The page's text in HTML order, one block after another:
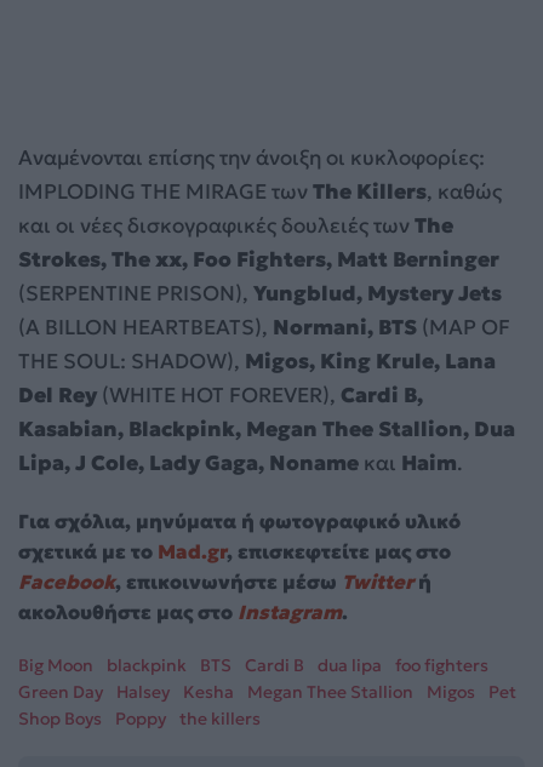
Αναμένονται επίσης την άνοιξη οι κυκλοφορίες:
IMPLODING THE MIRAGE τωνThe Killers, καθώς
και οι νέες δισκογραφικές δουλειές τωνThe
Strokes, The xx, Foo Fighters, Matt Berninger
(SERPENTINE PRISON), Yungblud, Mystery Jets
(A BILLON HEARTBEATS), Normani, BTS (MAP OF
THE SOUL: SHADOW), Migos, King Krule, Lana
Del Rey (WHITE HOT FOREVER), Cardi B,
Kasabian, Blackpink, Megan Thee Stallion, Dua
Lipa, J Cole, Lady Gaga, Noname και Haim.
Για σχόλια, μηνύματα ή φωτογραφικό υλικό
σχετικά με το Mad.gr, επισκεφτείτε μας στο
Facebook, επικοινωνήστε μέσω Twitterή
ακολουθήστε μας στο Instagram.
Big Moon blackpink BTS Cardi B dua lipa
foo fighters
Green Day
Halsey Kesha Megan Thee Stallion Migos
Pet
Shop Boys
Poppy the killers